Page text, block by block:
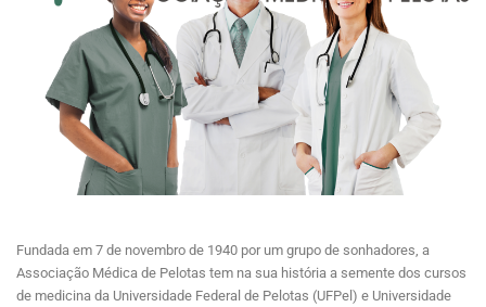
Fundada em 7 de novembro de 1940 por um grupo de sonhadores, a
Associação Médica de Pelotas tem na sua história a semente dos cursos
de medicina da Universidade Federal de Pelotas (UFPel) e Universidade